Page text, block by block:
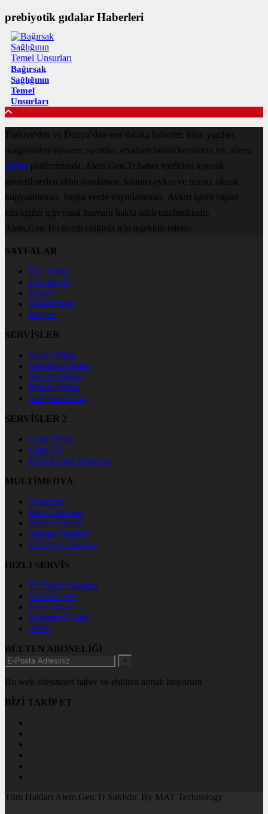
prebiyotik gıdalar Haberleri
Bağırsak
Sağlığının
Temel
Unsurları
Türkiye'den ve Dünya’dan son dakika haberler, köşe yazıları,
magazinden siyasete, spordan seyahate bütün konuların tek adresi
Haberplatformunda; Alem.Gen.Tr haber içerikleri kaynak
gösterilmeden alıntı yapılamaz, kanuna aykırı ve izinsiz olarak
kopyalanamaz, başka yerde yayınlanamaz. Aykırı işlem yapan
kişi/kişiler için yasal başvuru hakkı saklı tutulmaktadır.
Alem.Gen.Tr'i tercih ettiğiniz için teşekkür ederiz.
SAYFALAR
Üye Girişi
Üye Kaydı
Künye
Hakkımızda
İletişim
SERVİSLER
Futbol İddaa
Basketbol İddaa
Hentbol İddaa
Bilardo İddaa
Voleybol İddaa
SERVİSLER 2
Canlı Borsa
Canlı TV
Futbol Canlı Sonuçlar
MULTİMEDYA
Gazeteler
Hava Durumu
Haber Gönder
Namaz Vakitleri
TV Yayın Akışları
HIZLI SERVİS
TV Yayın Akışları
Yazarlar Site
Tenis İddaa
Basketbol Canlı
AMP
BÜLTEN ABONELİĞİ
+
Bu web sitesinden haber ve ebülten almak istiyorum
BİZİ TAKİP ET
Tüm Hakları Alem.Gen.Tr Saklıdır. By MAT Technology